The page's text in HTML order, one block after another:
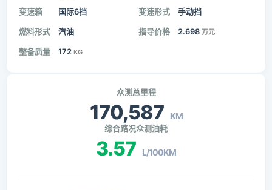
变速箱 国际6挡 变速形式 手动挡
燃料形式 汽油 指导价格 2.698 万元
整备质量 172 KG
众测总里程
170,587 KM
综合路况众测油耗
3.57 L/100KM